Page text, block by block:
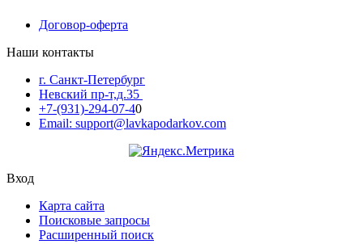
Договор-оферта
Наши контакты
г. Санкт-Петербург
Невский пр-т,д.35
+7-(931)-294-07-40
Email: support@lavkapodarkov.com
Вход
Карта сайта
Поисковые запросы
Расширенный поиск